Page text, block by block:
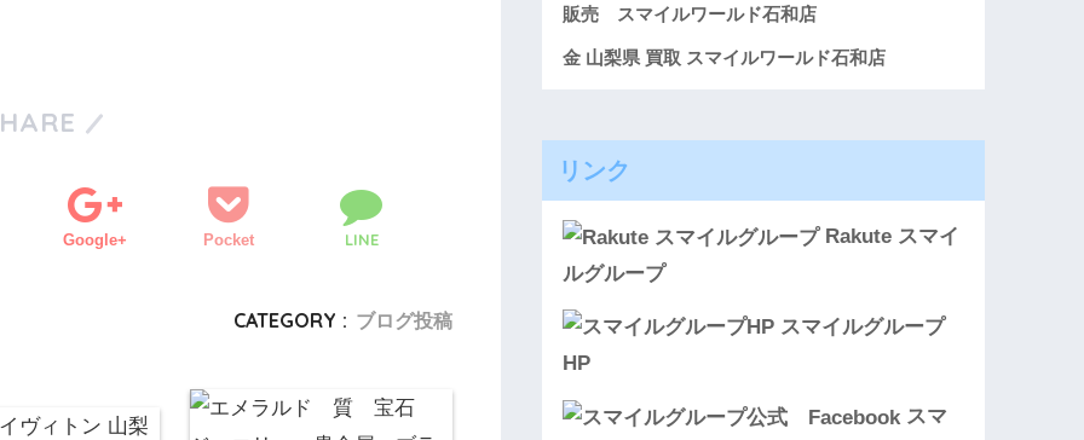
Google+ Pocket LINE
CATEGORY : ブログ投稿
販売 スマイルワールド石和店
金 山梨県 買取 スマイルワールド石和店
リンク
Rakute スマイ
ルグループ
スマイルグループ
HP
スマ